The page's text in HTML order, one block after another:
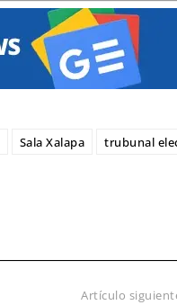
Sala Xalapa trubunal
Artículo